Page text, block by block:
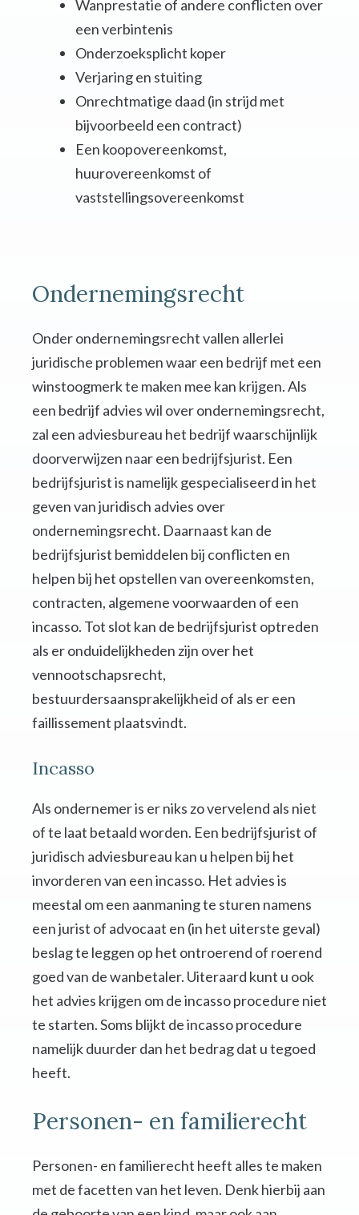
Wanprestatie of andere conflicten over
een verbintenis
Onderzoeksplicht koper
Verjaring en stuiting
Onrechtmatige daad (in strijd met
bijvoorbeeld een contract)
Een koopovereenkomst,
huurovereenkomst of
vaststellingsovereenkomst
Ondernemingsrecht
Onder ondernemingsrecht vallen allerlei
juridische problemen waar een bedrijf met een
winstoogmerk te maken mee kan krijgen. Als
een bedrijf advies wil over ondernemingsrecht,
zal een adviesbureau het bedrijf waarschijnlijk
doorverwijzen naar een bedrijfsjurist. Een
bedrijfsjurist is namelijk gespecialiseerd in het
geven van juridisch advies over
ondernemingsrecht. Daarnaast kan de
bedrijfsjurist bemiddelen bij conflicten en
helpen bij het opstellen van overeenkomsten,
contracten, algemene voorwaarden of een
incasso. Tot slot kan de bedrijfsjurist optreden
als er onduidelijkheden zijn over het
vennootschapsrecht,
bestuurdersaansprakelijkheid of als er een
faillissement plaatsvindt.
Incasso
Als ondernemer is er niks zo vervelend als niet
of te laat betaald worden. Een bedrijfsjurist of
juridisch adviesbureau kan u helpen bij het
invorderen van een incasso. Het advies is
meestal om een aanmaning te sturen namens
een jurist of advocaat en (in het uiterste geval)
beslag te leggen op het ontroerend of roerend
goed van de wanbetaler. Uiteraard kunt u ook
het advies krijgen om de incasso procedure niet
te starten. Soms blijkt de incasso procedure
namelijk duurder dan het bedrag dat u tegoed
heeft.
Personen- en familierecht
Personen- en familierecht heeft alles te maken
met de facetten van het leven. Denk hierbij aan